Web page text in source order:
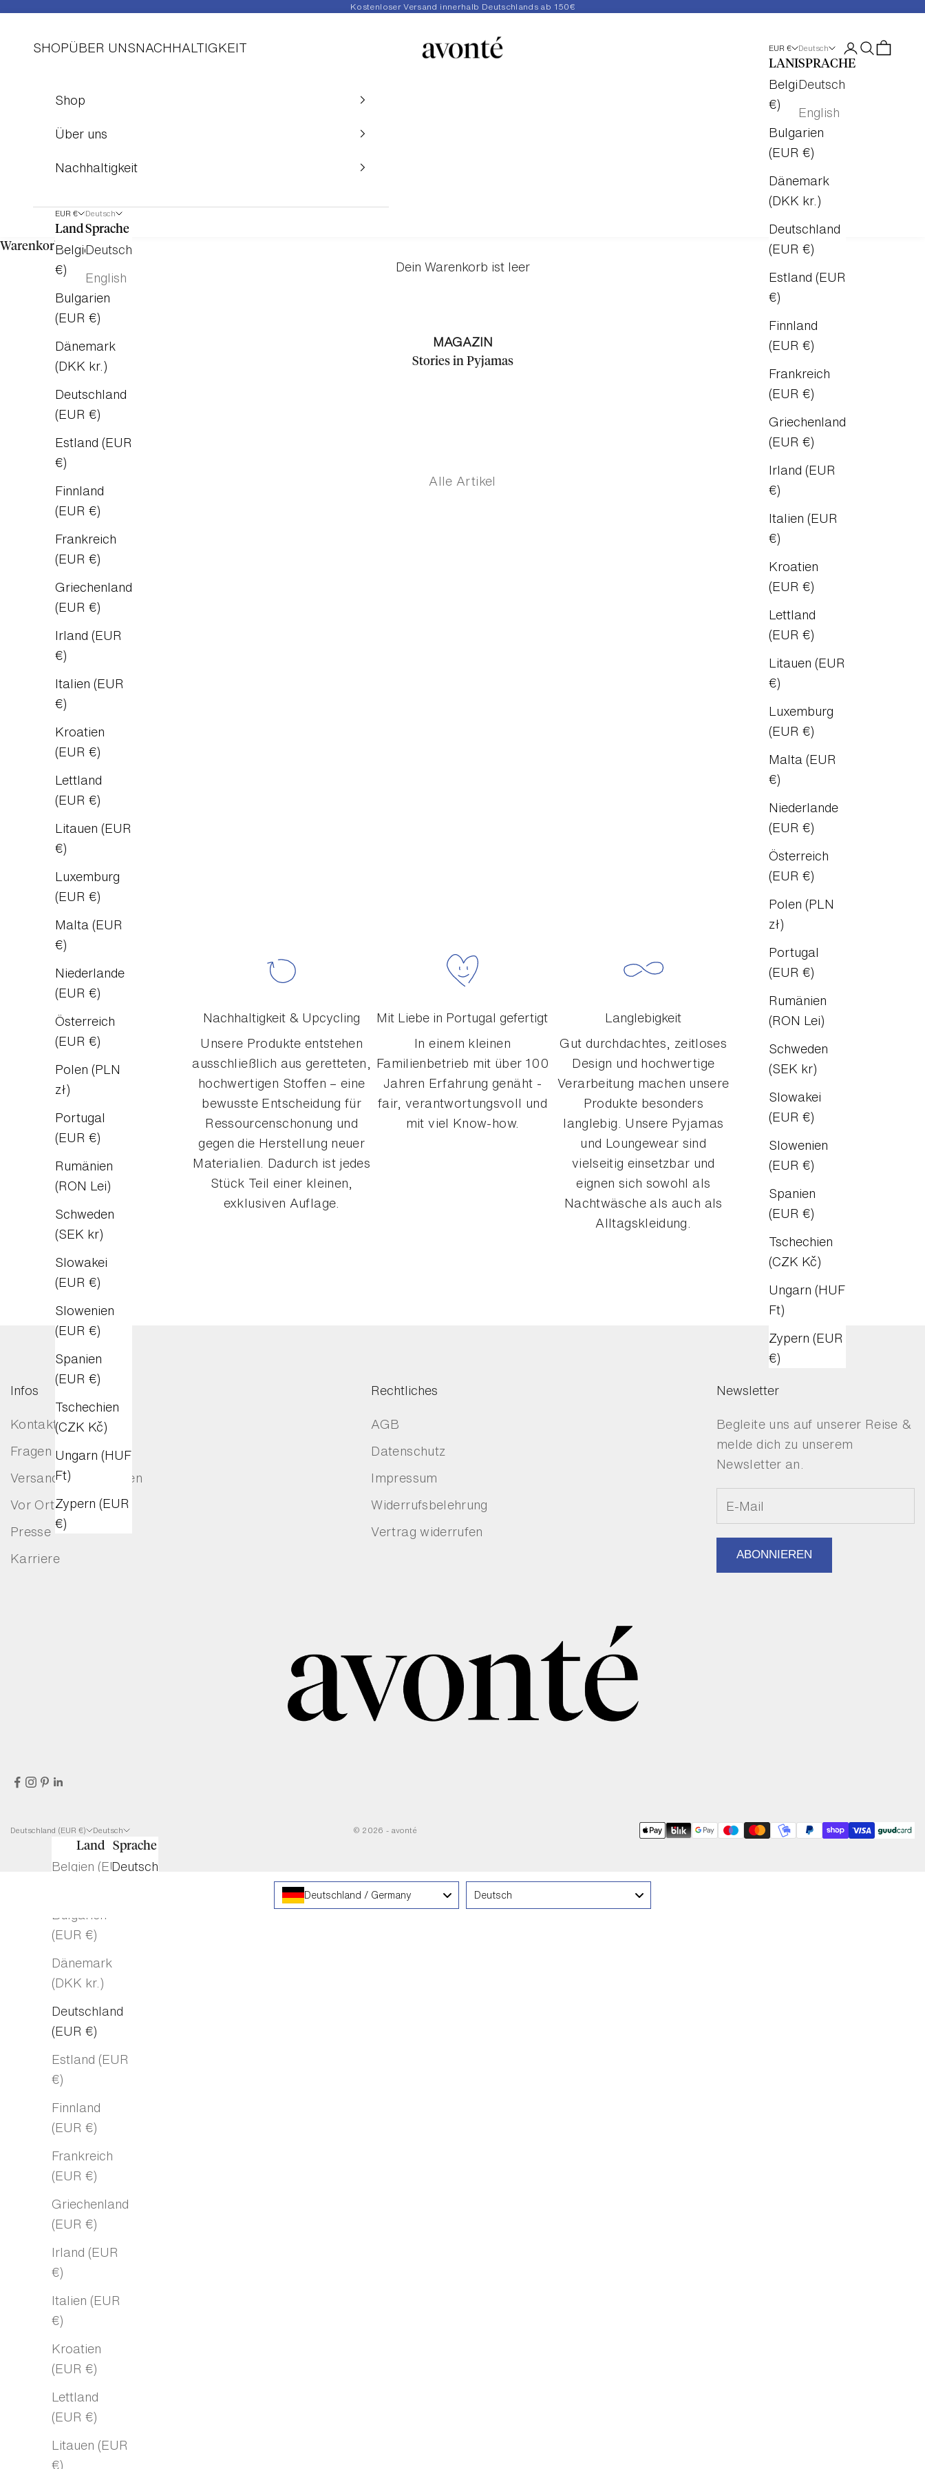
Zum Inhalt springen Kostenloser Versand innerhalb Deutschlands ab 150€
avonté
SHOPÜBER UNSNACHHALTIGKEIT EUR €
LAND
Belgien (EUR
€)
Bulgarien
(EUR €)
Dänemark
(DKK kr.)
Deutschland
(EUR €)
Estland (EUR
€)
Finnland
(EUR €)
Frankreich
(EUR €)
Griechenland
(EUR €)
Irland (EUR
€)
Italien (EUR
€)
Kroatien
(EUR €)
Lettland
(EUR €)
Litauen (EUR
€)
Luxemburg
(EUR €)
Malta (EUR
€)
Niederlande
(EUR €)
Österreich
(EUR €)
Polen (PLN
zł)
Portugal
(EUR €)
Rumänien
(RON Lei)
Schweden
(SEK kr)
Slowakei
(EUR €)
Slowenien
(EUR €)
Spanien
(EUR €)
Tschechien
(CZK Kč)
Ungarn (HUF
Ft)
Zypern (EUR
€)
Deutsch
SPRACHE
Deutsch
English
ANMELDEN
SUCHEN
Shop
Über uns
Nachhaltigkeit
EUR €
Land
Belgien (EUR
€)
Bulgarien
(EUR €)
Dänemark
(DKK kr.)
Deutschland
(EUR €)
Estland (EUR
€)
Finnland
(EUR €)
Frankreich
(EUR €)
Griechenland
(EUR €)
Irland (EUR
€)
Italien (EUR
€)
Kroatien
(EUR €)
Lettland
(EUR €)
Litauen (EUR
€)
Luxemburg
(EUR €)
Malta (EUR
€)
Niederlande
(EUR €)
Österreich
(EUR €)
Polen (PLN
zł)
Portugal
(EUR €)
Rumänien
(RON Lei)
Schweden
(SEK kr)
Slowakei
(EUR €)
Slowenien
(EUR €)
Spanien
(EUR €)
Tschechien
(CZK Kč)
Ungarn (HUF
Ft)
Zypern (EUR
€)
Deutsch
Sprache
Deutsch
English
Warenkorb
Dein Warenkorb ist leer
MAGAZIN
Stories in Pyjamas
Alle Artikel
Goldene Milch für erholsamen Schlaf
WEITERLESEN
Nachhaltigkeit & Upcycling
Unsere Produkte entstehen
ausschließlich aus geretteten,
hochwertigen Stoffen – eine
bewusste Entscheidung für
Ressourcenschonung und
gegen die Herstellung neuer
Materialien. Dadurch ist jedes
Stück Teil einer kleinen,
exklusiven Auflage.
Mit Liebe in Portugal gefertigt
In einem kleinen
Familienbetrieb mit über 100
Jahren Erfahrung genäht -
fair, verantwortungsvoll und
mit viel Know-how.
Langlebigkeit
Gut durchdachtes, zeitloses
Design und hochwertige
Verarbeitung machen unsere
Produkte besonders
langlebig. Unsere Pyjamas
und Loungewear sind
vielseitig einsetzbar und
eignen sich sowohl als
Nachtwäsche als auch als
Alltagskleidung.
Infos
Kontakt
Fragen & Antworten
Versand und Retouren
Vor Ort kaufen
Presse
Karriere
Rechtliches
AGB
Datenschutz
Impressum
Widerrufsbelehrung
Vertrag widerrufen
Newsletter
Begleite uns auf unserer Reise &
melde dich zu unserem
Newsletter an.
ABONNIEREN
Deutschland (EUR €)
Land
Belgien (EUR
Bulgarien
(EUR €)
Dänemark
(DKK kr.)
Deutschland
(EUR €)
Estland (EUR
€)
Finnland
(EUR €)
Frankreich
(EUR €)
Griechenland
(EUR €)
Irland (EUR
€)
Italien (EUR
€)
Kroatien
(EUR €)
Lettland
(EUR €)
Litauen (EUR
€)
Deutsch
Sprache
Deutsch
© 2026 - avonté
Deutschland / Germany Language
Deutsch